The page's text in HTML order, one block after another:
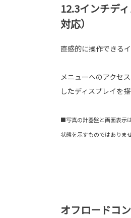
12.3インチデ
対応）
直感的に操作できるイ
メニューへのアクセ
したディスプレイを搭
■写真の計器盤と画面表示
状態を示すものではありませ
オフロードコ